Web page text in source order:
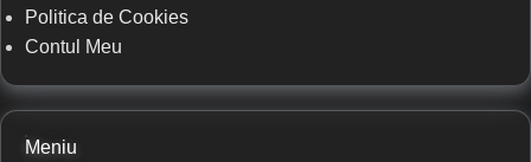
Politica de Cookies
Contul Meu
Meniu